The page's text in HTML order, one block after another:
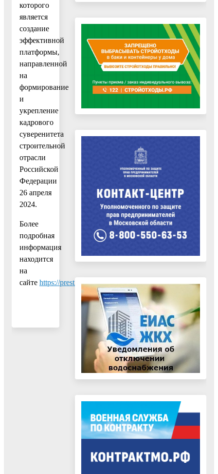
которого
является
создание
эффективной
платформы,
направленной
на
формирование
и
укрепление
кадрового
суверенитета
строительной
отрасли
Российской
Федерации
26 апреля
2024.
Более
подробная
информация
находится
на
сайте https://prestigeprofi.ru.